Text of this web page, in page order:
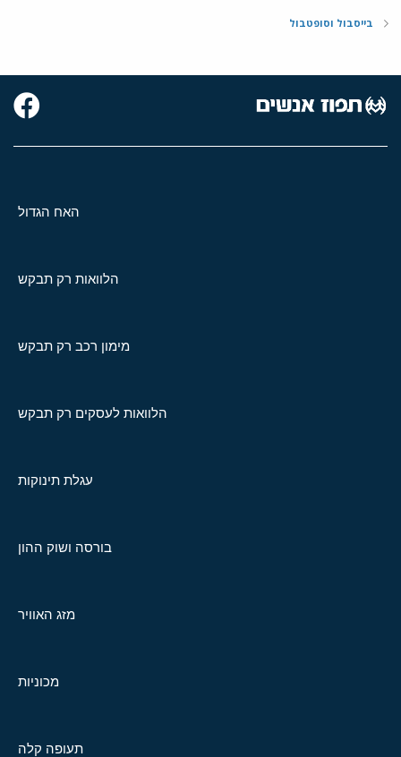
בייסבול וסופטבול
האח הגדול
הלוואות רק תבקש
מימון רכב רק תבקש
הלוואות לעסקים רק תבקש
עגלת תינוקות
בורסה ושוק ההון
מזג האוויר
מכוניות
תעופה קלה